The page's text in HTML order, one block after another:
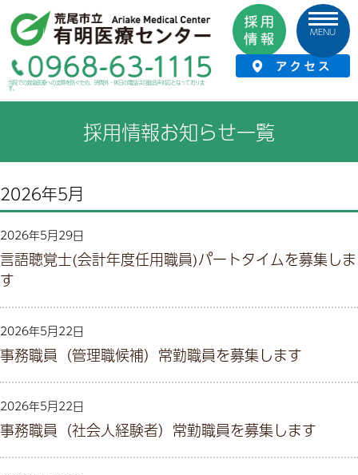
当院での救急医療への支障を防ぐため、時間外・休日の電話は自動音声対応となっておりま
す。
MENU
HOME › お知らせ › 採用情報 › 採用情報お知らせ一覧
採用情報お知らせ一覧
2026年5月
2026年5月29日
言語聴覚士(会計年度任用職員)パートタイムを募集しま
す
2026年5月22日
事務職員（管理職候補）常勤職員を募集します
2026年5月22日
事務職員（社会人経験者）常勤職員を募集します